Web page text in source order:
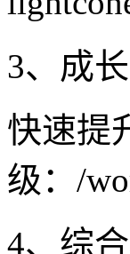
3、成
快速提
级：/
4、综